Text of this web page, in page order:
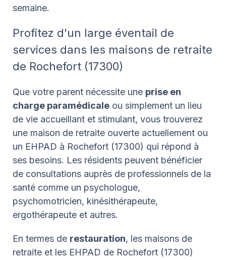
semaine.
Profitez d'un large éventail de
services dans les maisons de retraite
de Rochefort (17300)
Que votre parent nécessite une prise en
charge paramédicale ou simplement un lieu
de vie accueillant et stimulant, vous trouverez
une maison de retraite ouverte actuellement ou
un EHPAD à Rochefort (17300) qui répond à
ses besoins. Les résidents peuvent bénéficier
de consultations auprès de professionnels de la
santé comme un psychologue,
psychomotricien, kinésithérapeute,
ergothérapeute et autres.
En termes de restauration, les maisons de
retraite et les EHPAD de Rochefort (17300)